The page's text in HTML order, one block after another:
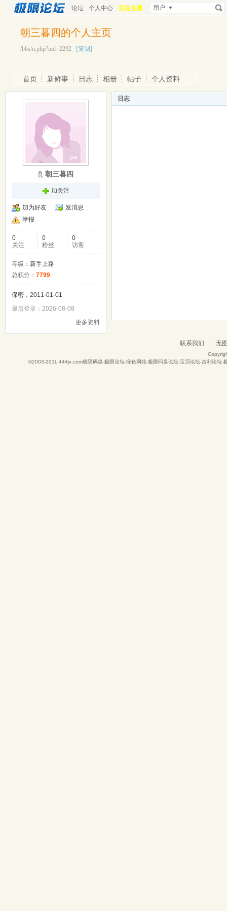
论坛 个人中心 关注收藏 用户
朝三暮四的个人主页
/bbs/u.php?uid=2292 [复制]
首页 新鲜事 日志 相册 帖子 个人资料
朝三暮四
加关注
加为好友
发消息
举报
0
关注
0
粉丝
0
访客
等级： 新手上路
总积分： 7799
保密，2011-01-01
最后登录：2026-08-08
更多资料
日志
联系我们 无
©2003-2011 444jx.com极限码皇-极限论坛-绿色网站-极限码皇论坛-宝贝论坛-吉利论坛